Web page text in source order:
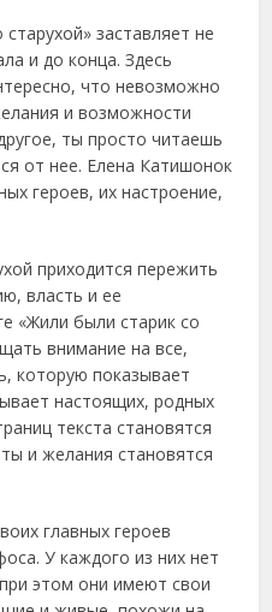
заставляет не
и до конца. Здесь
что невозможно
и возможности
ты просто читаешь
от нее. Елена Катишонок
героев, их настроение,
приходится пережить
власть и ее
«Жили были старик со
внимание на все,
которую показывает
настоящих, родных
текста становятся
и желания становятся
главных героев
У каждого из них нет
этом они имеют свои